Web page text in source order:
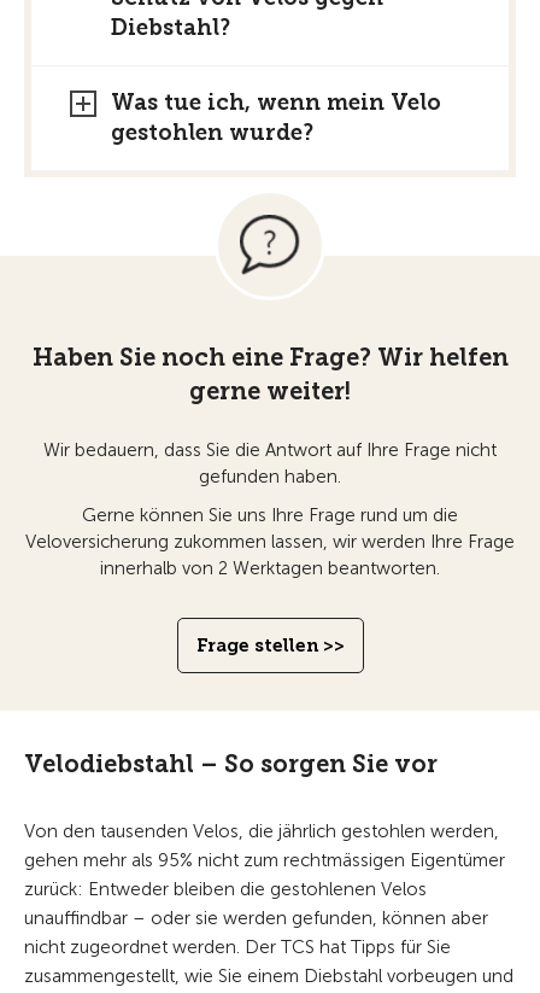
Diebstahl?
Was tue ich, wenn mein Velo
gestohlen wurde?
Haben Sie noch eine Frage? Wir helfen
gerne weiter!
Wir bedauern, dass Sie die Antwort auf Ihre Frage nicht
gefunden haben.
Gerne können Sie uns Ihre Frage rund um die
Veloversicherung zukommen lassen, wir werden Ihre Frage
innerhalb von 2 Werktagen beantworten.
Frage stellen >>
Velodiebstahl – So sorgen Sie vor
Von den tausenden Velos, die jährlich gestohlen werden,
gehen mehr als 95% nicht zum rechtmässigen Eigentümer
zurück: Entweder bleiben die gestohlenen Velos
unauffindbar – oder sie werden gefunden, können aber
nicht zugeordnet werden. Der TCS hat Tipps für Sie
zusammengestellt, wie Sie einem Diebstahl vorbeugen und